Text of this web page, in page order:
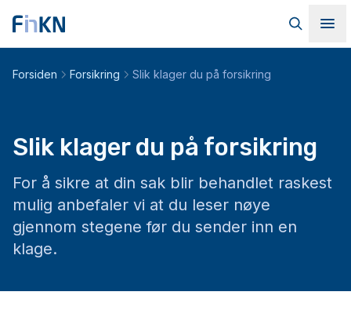
Til forsiden
Søk
Forsiden Forsikring Slik klager du på forsikring
Slik klager du på forsikring
For å sikre at din sak blir behandlet raskest
mulig anbefaler vi at du leser nøye
gjennom stegene før du sender inn en
klage.